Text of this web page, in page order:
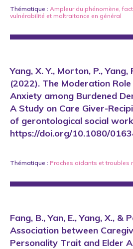
Thématique : Ampleur du phénomène,
vulnérabilité et maltraitance en général
Yang, X. Y., Morton, P., Yang,
(2022). The Moderation
Anxiety among Burdened
A Study on Care Giver-
of gerontological social
https://doi.org/10.1080/
Thématique : Proches aidants ettroubles
Fang, B., Yan, E., Yang, X., &
Association between
Personality Trait and Elder